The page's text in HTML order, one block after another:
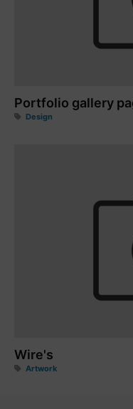
Portfolio gallery
Design
Wire's
Artwork